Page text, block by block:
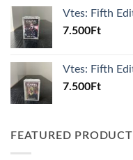
Vtes: Fifth
7.500Ft
Vtes: Fifth
7.500Ft
FEATURED